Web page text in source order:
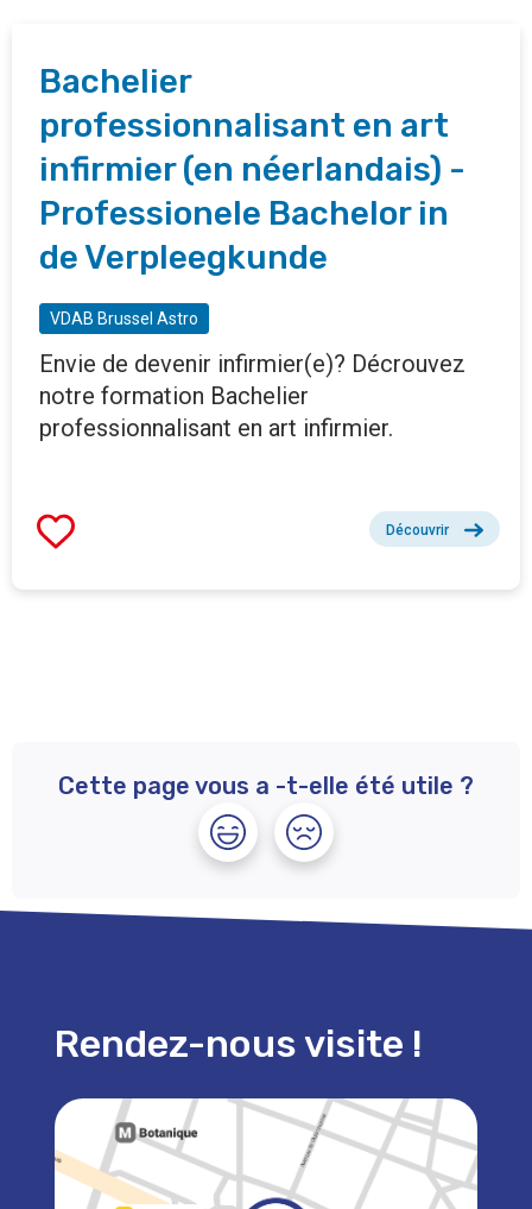
Bachelier
professionnalisant en art
infirmier (en néerlandais) -
Professionele Bachelor in
de Verpleegkunde
VDAB Brussel Astro
Envie de devenir infirmier(e)? Décrouvez
notre formation Bachelier
professionnalisant en art infirmier.
Découvrir
Cette page vous a -t-elle été utile ?
Rendez-nous visite !